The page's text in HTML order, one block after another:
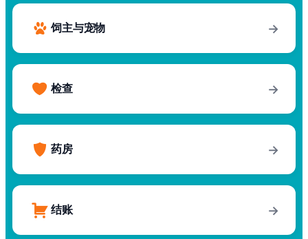
饲主与宠物 →
检查 →
药房 →
结账 →